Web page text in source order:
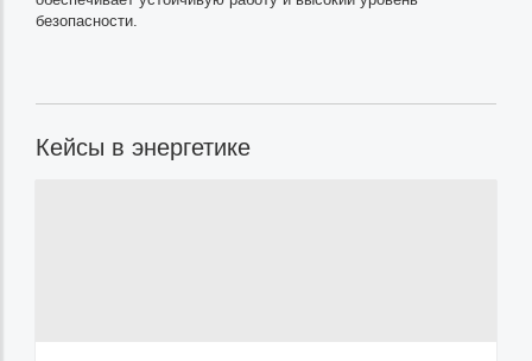
безопасности.
Кейсы в энергетике